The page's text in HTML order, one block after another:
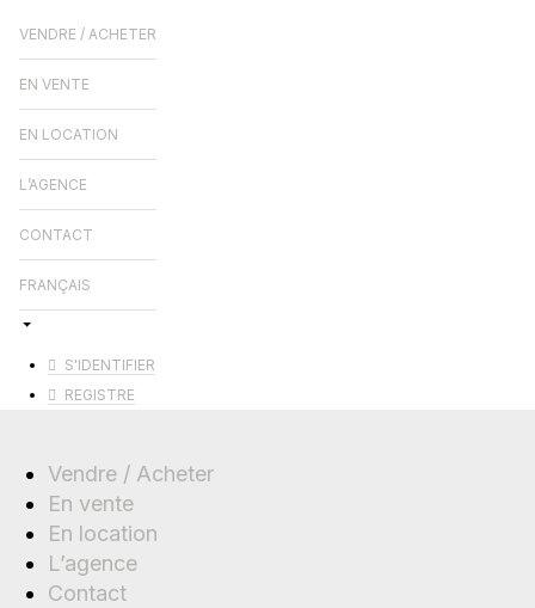
VENDRE / ACHETER
EN VENTE
EN LOCATION
L’AGENCE
CONTACT
FRANÇAIS
S'IDENTIFIER
REGISTRE
Vendre / Acheter
En vente
En location
L’agence
Contact